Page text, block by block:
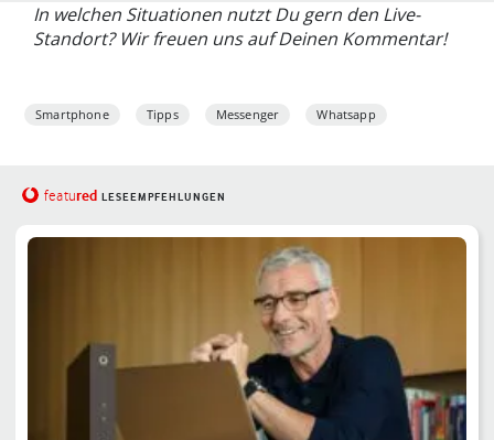
In welchen Situationen nutzt Du gern den Live-
Standort? Wir freuen uns auf Deinen Kommentar!
Smartphone Tipps Messenger Whatsapp
featured LESEEMPFEHLUNGEN